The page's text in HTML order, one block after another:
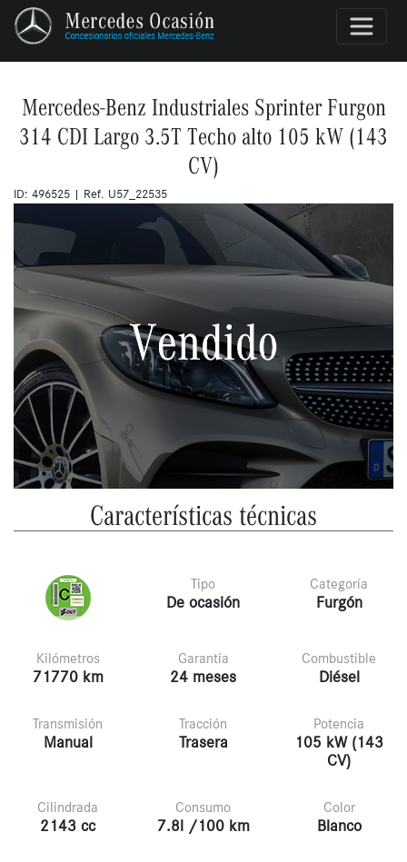
Mercedes-Benz Industriales Sprinter Furgon
314 CDI Largo 3.5T Techo alto 105 kW (143
CV)
ID: 496525 | Ref. U57_22535
Características técnicas
Tipo
De ocasión
Categoría
Furgón
Kilómetros
71770 km
Garantía
24 meses
Combustible
Diésel
Transmisión
Manual
Tracción
Trasera
Potencia
105 kW (143
CV)
Cilindrada
2143 cc
Consumo
7.8l /100 km
Color
Blanco